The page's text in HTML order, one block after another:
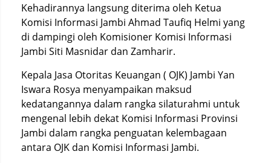
Kehadirannya langsung diterima oleh Ketua
Komisi Informasi Jambi Ahmad Taufiq Helmi yang
di dampingi oleh Komisioner Komisi Informasi
Jambi Siti Masnidar dan Zamharir.
Kepala Jasa Otoritas Keuangan ( OJK) Jambi Yan
Iswara Rosya menyampaikan maksud
kedatangannya dalam rangka silaturahmi untuk
mengenal lebih dekat Komisi Informasi Provinsi
Jambi dalam rangka penguatan kelembagaan
antara OJK dan Komisi Informasi Jambi.